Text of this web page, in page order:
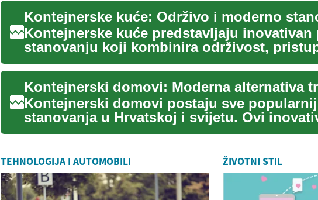
Kontejnerske kuće predstavljaju inovativan
stanovanju koji kombinira održivost,
moderan dizaj...
Kontejnerski domovi postaju sve
stanovanja u Hrvatskoj i svijetu. Ovi
prostori,...
TEHNOLOGIJA I AUTOMOBILI ŽIVOTNI STIL